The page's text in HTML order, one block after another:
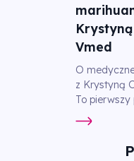
Vmed
O
z Krystyną
To pierwszy